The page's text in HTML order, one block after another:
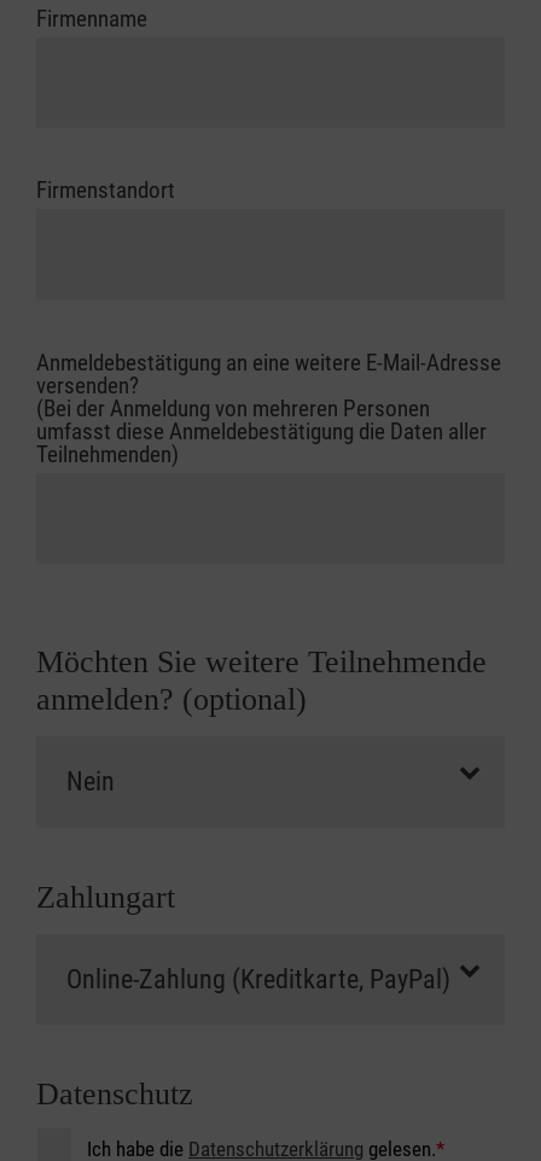
Firmenname
Firmenstandort
Anmeldebestätigung an eine weitere E-Mail-Adresse
versenden?
(Bei der Anmeldung von mehreren Personen
umfasst diese Anmeldebestätigung die Daten aller
Teilnehmenden)
Möchten Sie weitere Teilnehmende
anmelden? (optional)
Zahlungart
Datenschutz
Ich habe die Datenschutzerklärung gelesen.*